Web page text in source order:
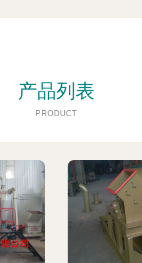
产品列表
PRODUCT